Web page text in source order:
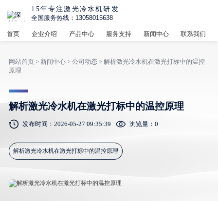
15年专注激光冷水机研发
全国服务热线：13058015638
首页 企业介绍 产品中心 服务支持 新闻中心 联系我们
网站首页> 新闻中心> 公司动态> 解析激光冷水机在激光打标中的温控
原理
解析激光冷水机在激光打标中的温控原理
发布时间：2026-05-27 09:35:39 浏览量： 0
解析激光冷水机在激光打标中的温控原理